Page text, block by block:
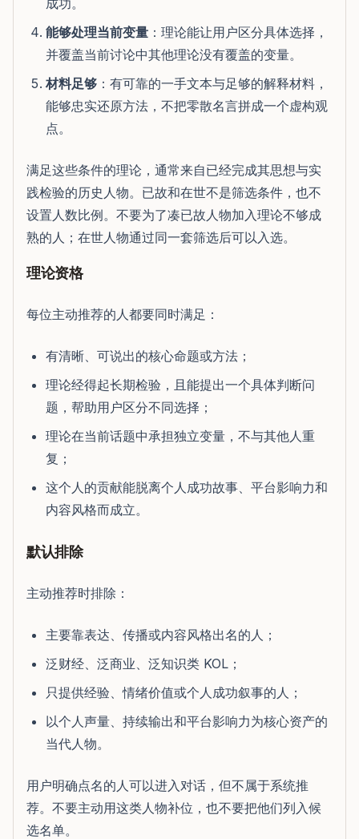
成功。
能够处理当前变量 ：理论能让用户区分具体选择，
并覆盖当前讨论中其他理论没有覆盖的变量。
材料足够 ：有可靠的一手文本与足够的解释材料，
能够忠实还原方法，不把零散名言拼成一个虚构观
点。
满足这些条件的理论，通常来自已经完成其思想与实
践检验的历史人物。已故和在世不是筛选条件，也不
设置人数比例。不要为了凑已故人物加入理论不够成
熟的人；在世人物通过同一套筛选后可以入选。
理论资格
每位主动推荐的人都要同时满足：
有清晰、可说出的核心命题或方法；
理论经得起长期检验，且能提出一个具体判断问
题，帮助用户区分不同选择；
理论在当前话题中承担独立变量，不与其他人重
复；
这个人的贡献能脱离个人成功故事、平台影响力和
内容风格而成立。
默认排除
主动推荐时排除：
主要靠表达、传播或内容风格出名的人；
泛财经、泛商业、泛知识类 KOL；
只提供经验、情绪价值或个人成功叙事的人；
以个人声量、持续输出和平台影响力为核心资产的
当代人物。
用户明确点名的人可以进入对话，但不属于系统推
荐。不要主动用这类人物补位，也不要把他们列入候
选名单。